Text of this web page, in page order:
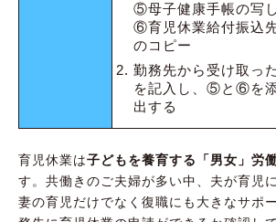
⑤母子健康手帳の写し
⑥育児休業給付振込
のコピー
勤務先から受け取
を記入し、⑤と⑥を
出する
育児休業は子どもを養育する「男女」労
す。共働きのご夫婦が多い中、夫が育児
妻の育児だけでなく復職にも大きなサポ